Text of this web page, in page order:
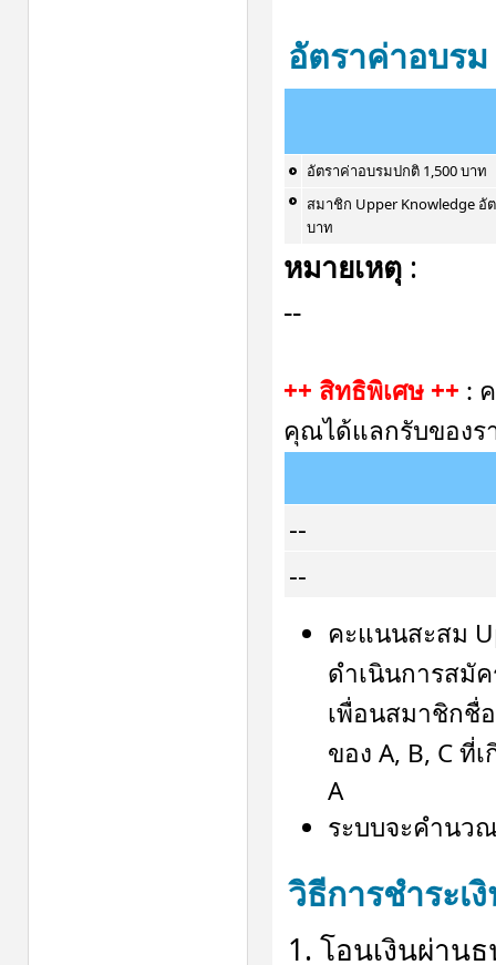
อัตราค่าอบรม
อัตราค่าอบรมปกติ 1,500 บาท
สมาชิก Upper Knowledge อั
บาท
หมายเหตุ :
--
++ สิทธิพิเศษ ++ :
คุณได้แลกรับของร
--
--
คะแนนสะสม
ดำเนินการสมั
เพื่อนสมาชิกชื่
ของ A, B, C
A
ระบบจะคำนว
วิธีการชำระเ
1. โอนเงินผ่าน